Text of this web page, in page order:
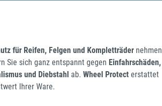
für Reifen, Felgen und Kompletträder nehmen
Sie sich ganz entspannt gegen Einfahrschäden,
und Diebstahl ab. Wheel Protect erstattet
Ihrer Ware.